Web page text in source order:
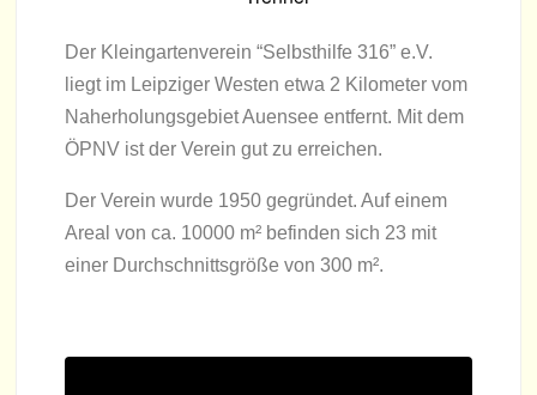
Der Klein­gar­ten­ver­ein “Selbst­hilfe 316” e.V.
liegt im Leip­zi­ger Wes­ten etwa 2 Kilo­me­ter vom
Nah­erho­lungs­ge­biet Auen­see ent­fernt. Mit dem
ÖPNV ist der Ver­ein gut zu erreichen.
Der Ver­ein wurde 1950 gegrün­det. Auf einem
Areal von ca. 10000 m² befin­den sich 23 mit
einer Durch­schnitts­größe von 300 m².